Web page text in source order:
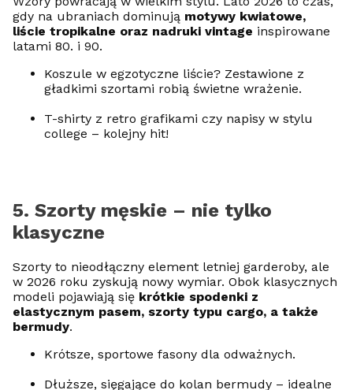
gdy na ubraniach dominują motywy kwiatowe,
liście tropikalne oraz nadruki vintage inspirowane
latami 80. i 90.
Koszule w egzotyczne liście? Zestawione z
gładkimi szortami robią świetne wrażenie.
T-shirty z retro grafikami czy napisy w stylu
college – kolejny hit!
5. Szorty męskie – nie tylko
klasyczne
Szorty to nieodłączny element letniej garderoby, ale
w 2026 roku zyskują nowy wymiar. Obok klasycznych
modeli pojawiają się krótkie spodenki z
elastycznym pasem, szorty typu cargo, a także
bermudy.
Krótsze, sportowe fasony dla odważnych.
Dłuższe, sięgające do kolan bermudy – idealne